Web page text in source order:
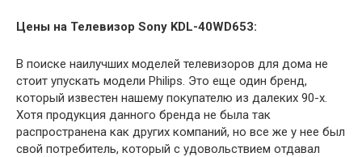
Цены на Телевизор Sony KDL-40WD653:
В поиске наилучших моделей телевизоров для дома не
стоит упускать модели Philips. Это еще один бренд,
который известен нашему покупателю из далеких 90-х.
Хотя продукция данного бренда не была так
распространена как других компаний, но все же у нее был
свой потребитель, который с удовольствием отдавал